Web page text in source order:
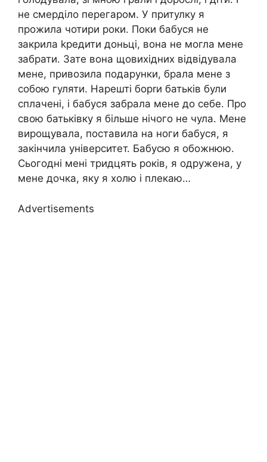
не смерділо перегаром. У притулку я
прожила чотири роки. Поки бабуся не
закрила kредити доньці, вона не могла мене
забрати. Зате вона щовихідних відвідувала
мене, привозила подарунки, брала мене з
собою гуляти. Нарешті борrи батьків були
сплачені, і бабуся забрала мене до себе. Про
свою батьківку я більше нічого не чула. Мене
вирощувала, поставила на ноги бабуся, я
закінчила університет. Бабусю я обожнюю.
Сьогодні мені тридцять років, я одружена, у
мене дочка, яку я холю і плекаю…
Advertisements